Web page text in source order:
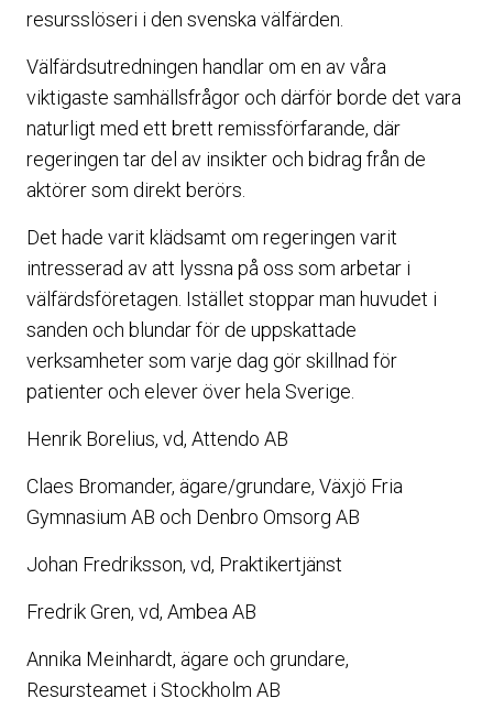
resursslöseri i den svenska välfärden.
Välfärdsutredningen handlar om en av våra
viktigaste samhällsfrågor och därför borde det vara
naturligt med ett brett remissförfarande, där
regeringen tar del av insikter och bidrag från de
aktörer som direkt berörs.
Det hade varit klädsamt om regeringen varit
intresserad av att lyssna på oss som arbetar i
välfärdsföretagen. Istället stoppar man huvudet i
sanden och blundar för de uppskattade
verksamheter som varje dag gör skillnad för
patienter och elever över hela Sverige.
Henrik Borelius, vd, Attendo AB
Claes Bromander, ägare/grundare, Växjö Fria
Gymnasium AB och Denbro Omsorg AB
Johan Fredriksson, vd, Praktikertjänst
Fredrik Gren, vd, Ambea AB
Annika Meinhardt, ägare och grundare,
Resursteamet i Stockholm AB